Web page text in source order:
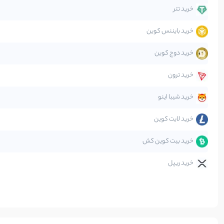
دیفای
صرافی‌ها
قانون‌گذاری
متاورس
خرید تتر
خرید بایننس کوین
خرید دوج کوین
خرید ترون
خرید شیبا اینو
خرید لایت کوین
خرید بیت کوین کش
خرید ریپل